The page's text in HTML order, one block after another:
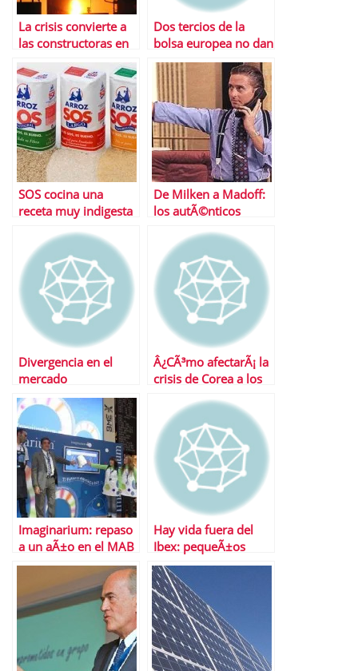
La crisis convierte a
las constructoras en
el caramelo mÃ¡s
dulce del Ibex
Dos tercios de la
bolsa europea no dan
la talla en este aÃ±o
SOS cocina una
receta muy indigesta
De Milken a Madoff:
los autÃ©nticos
Divergencia en el
mercado
inmobiliario: las
empresas suben en
bolsa pero los pisos
bajan
Â¿CÃ³mo afectarÃ¡ la
crisis de Corea a los
Imaginarium: repaso
a un aÃ±o en el MAB
Hay vida fuera del
Ibex: pequeÃ±os
valores con potencial